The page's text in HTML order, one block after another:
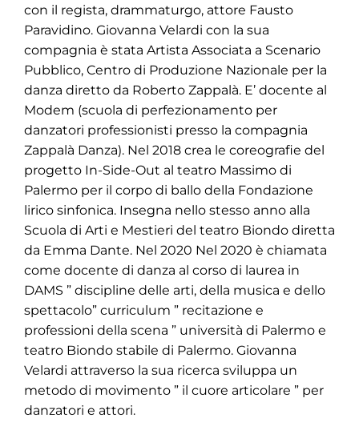
con il regista, drammaturgo, attore Fausto
Paravidino. Giovanna Velardi con la sua
compagnia è stata Artista Associata a Scenario
Pubblico, Centro di Produzione Nazionale per la
danza diretto da Roberto Zappalà. E’ docente al
Modem (scuola di perfezionamento per
danzatori professionisti presso la compagnia
Zappalà Danza). Nel 2018 crea le coreografie del
progetto In-Side-Out al teatro Massimo di
Palermo per il corpo di ballo della Fondazione
lirico sinfonica. Insegna nello stesso anno alla
Scuola di Arti e Mestieri del teatro Biondo diretta
da Emma Dante. Nel 2020 Nel 2020 è chiamata
come docente di danza al corso di laurea in
DAMS ” discipline delle arti, della musica e dello
spettacolo” curriculum ” recitazione e
professioni della scena ” università di Palermo e
teatro Biondo stabile di Palermo. Giovanna
Velardi attraverso la sua ricerca sviluppa un
metodo di movimento ” il cuore articolare ” per
danzatori e attori.